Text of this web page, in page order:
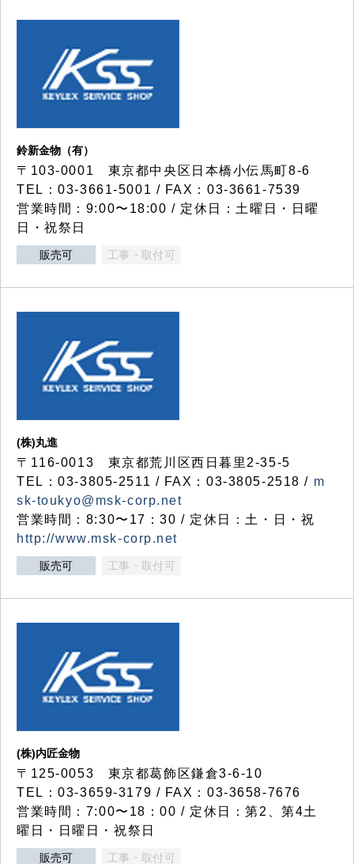
鈴新金物（有）
〒103-0001 東京都中央区日本橋小伝馬町8-6
TEL：03-3661-5001 / FAX：03-3661-7539
営業時間：9:00〜18:00 / 定休日：土曜日・日曜
日・祝祭日
販売可 工事・取付可
(株)丸進
〒116-0013 東京都荒川区西日暮里2-35-5
TEL：03-3805-2511 / FAX：03-3805-2518 / m
sk-toukyo@msk-corp.net
営業時間：8:30〜17：30 / 定休日：土・日・祝
http://www.msk-corp.net
販売可 工事・取付可
(株)内匠金物
〒125-0053 東京都葛飾区鎌倉3-6-10
TEL：03-3659-3179 / FAX：03-3658-7676
営業時間：7:00〜18：00 / 定休日：第2、第4土
曜日・日曜日・祝祭日
販売可 工事・取付可